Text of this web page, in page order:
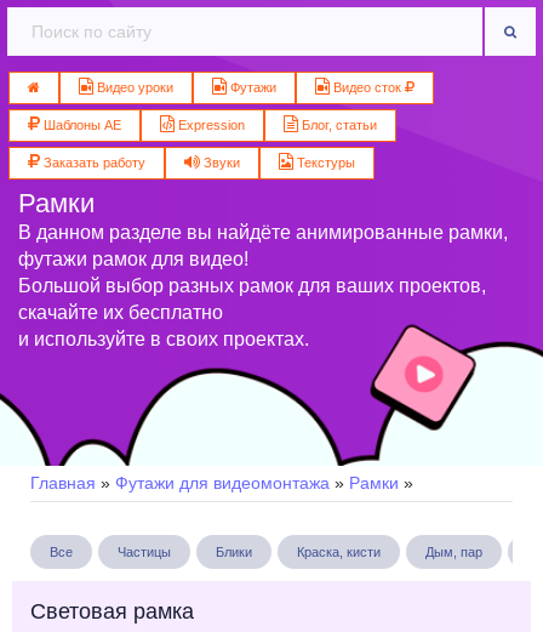
Видео уроки Футажи Видео сток
Шаблоны AE Expression Блог, статьи
Заказать работу Звуки Текстуры
Рамки
В данном разделе вы найдёте анимированные рамки,
футажи рамок для видео!
Большой выбор разных рамок для ваших проектов,
скачайте их бесплатно
и используйте в своих проектах.
Главная » Футажи для видеомонтажа » Рамки »
Все Частицы Блики Краска, кисти Дым, пар
Световая рамка